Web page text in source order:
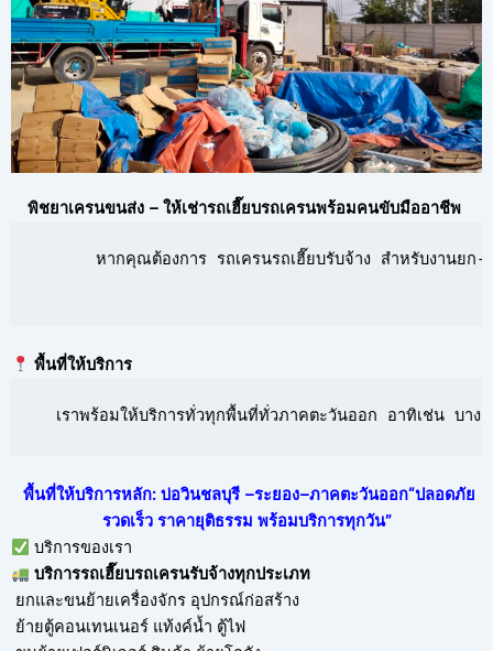
พิชยาเครนขนส่ง – ให้เช่ารถเฮี๊ยบรถเครนพร้อมคนขับมืออาชีพ
หากคุณต้องการ รถเครนรถเฮี๊ยบรับจ้าง สำหรับงานยก
พื้นที่ให้บริการ
เราพร้อมให้บริการทั่วทุกพื้นที่ทั่วภาคตะวันออก อาทิเช่น บาง
พื้นที่ให้บริการหลัก: บ่อวินชลบุรี –ระยอง–ภาคตะวันออก“ปลอดภัย
รวดเร็ว ราคายุติธรรม พร้อมบริการทุกวัน”
บริการของเรา
บริการรถเฮี๊ยบรถเครนรับจ้างทุกประเภท
ยกและขนย้ายเครื่องจักร อุปกรณ์ก่อสร้าง
ย้ายตู้คอนเทนเนอร์ แท้งค์น้ำ ตู้ไฟ